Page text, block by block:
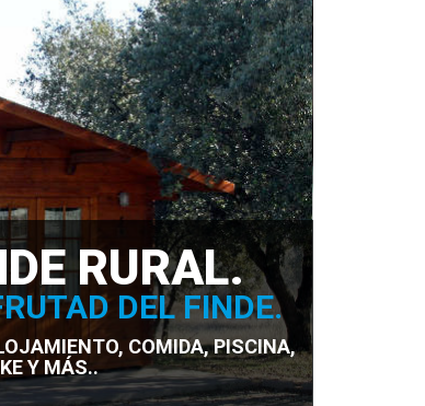
RURAL.
DEL FINDE.
COMIDA, PISCINA,
Y MÁS..